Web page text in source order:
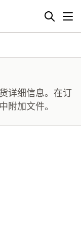
详细信息。在订
附加文件。